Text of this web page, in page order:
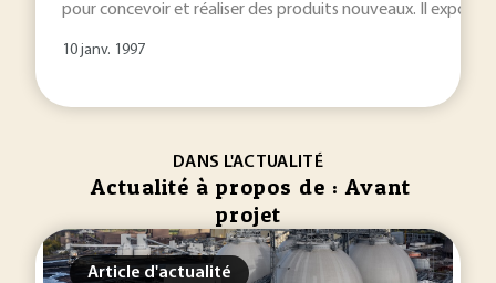
pour concevoir et réaliser des produits nouveaux. Il expose
10 janv. 1997
DANS L'ACTUALITÉ
Actualité à propos de : Avant
projet
Article d'actualité